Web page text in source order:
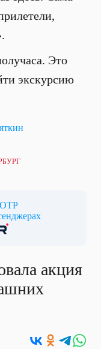
Это
экскурсию
ОТР
акция